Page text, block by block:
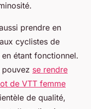
prendre en
cyclistes de
étant fonctionnel.
pouvez se rendre
de VTT femme
de qualité,